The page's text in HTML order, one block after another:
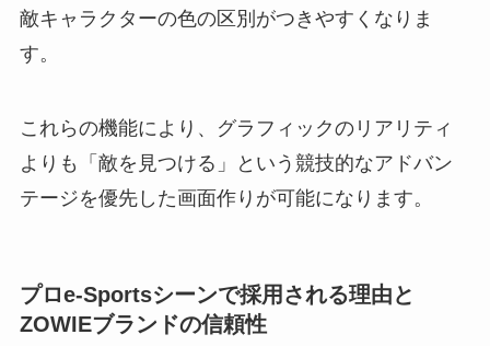
敵キャラクターの色の区別がつきやすくなりま
す。
これらの機能により、グラフィックのリアリティ
よりも「敵を見つける」という競技的なアドバン
テージを優先した画面作りが可能になります。
プロe-Sportsシーンで採用される理由と
ZOWIEブランドの信頼性